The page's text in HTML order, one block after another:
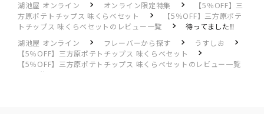
湖池屋 オンライン
オンライン限定特集
【5％OFF】三
方原ポテトチップス 味くらべセット
【5％OFF】三方原ポテ
トチップス 味くらべセットのレビュー一覧
待ってました‼️
湖池屋 オンライン
フレーバーから探す
うすしお
【5％OFF】三方原ポテトチップス 味くらべセット
【5％OFF】三方原ポテトチップス 味くらべセットのレビュー一覧
待ってました‼️